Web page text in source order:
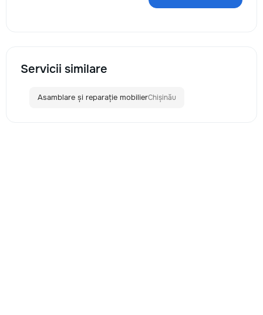
Servicii similare
Asamblare și reparație mobilierChișinău